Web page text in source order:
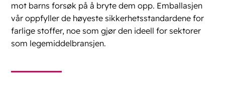
mot barns forsøk på å bryte dem opp. Emballasjen
vår oppfyller de høyeste sikkerhetsstandardene for
farlige stoffer, noe som gjør den ideell for sektorer
som legemiddelbransjen.